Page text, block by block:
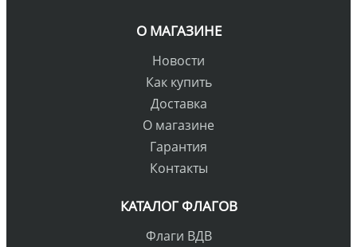
О МАГАЗИНЕ
Новости
Как купить
Доставка
О магазине
Гарантия
Контакты
КАТАЛОГ ФЛАГОВ
Флаги ВДВ